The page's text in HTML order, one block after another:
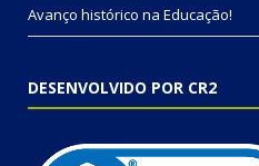
Avanço histórico na Educação!
DESENVOLVIDO POR CR2